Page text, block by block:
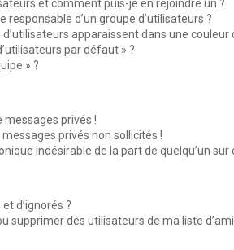
et comment puis-je en rejoindre un ?
responsable d’un groupe d’utilisateurs ?
apparaissent dans une
par défaut » ?
» ?
messages privés !
privés non sollicités !
indésirable de la part de quelqu’un sur
d’ignorés ?
supprimer des utilisateurs de ma liste